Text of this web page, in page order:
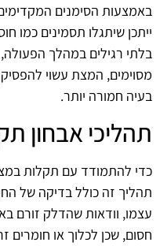
באמצעות הסימנים
ייתכן שיתגלו תסמינים כמו
בלתי רגילים במהלך
מסוימים, המצת עשוי
בעיה חמורה יותר.
תהליכי אבחון
תהליך זה כולל בדיקה של
עצמו, וודאות שהדלק זורם
חסום, שכן לכלוך או חומרים